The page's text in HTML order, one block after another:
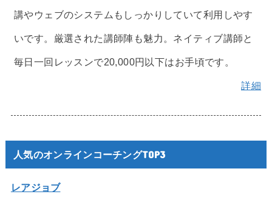
講やウェブのシステムもしっかりしていて利用しやす
いです。厳選された講師陣も魅力。ネイティブ講師と
毎日一回レッスンで20,000円以下はお手頃です。
詳細
人気のオンラインコーチングTOP3
レアジョブ